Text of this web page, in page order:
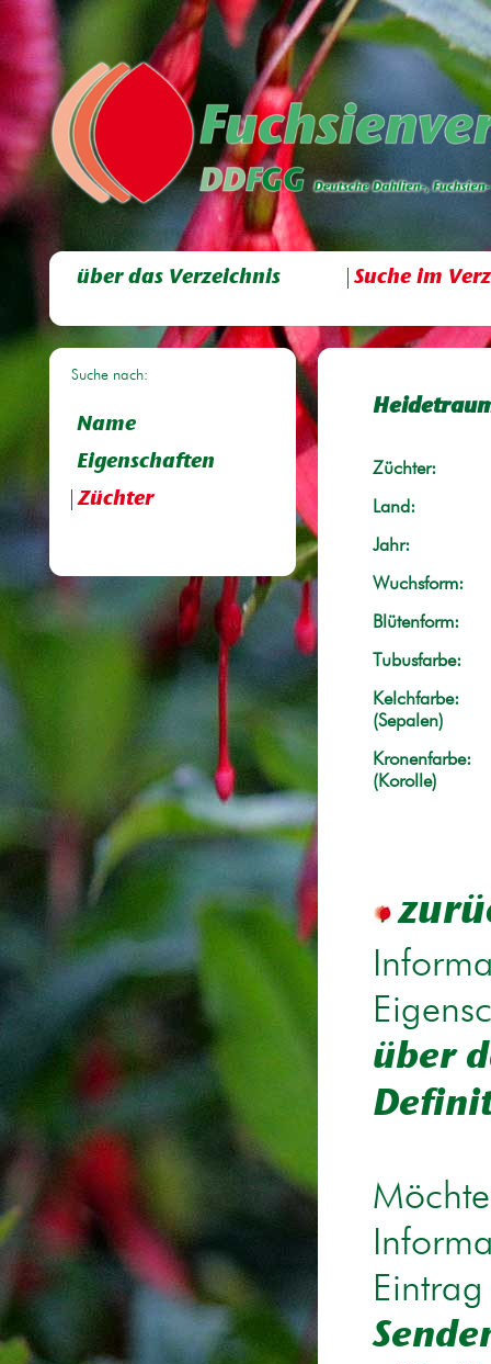
über das Verzeichnis Suche im
Suche nach:
Name
Eigenschaften
Züchter
Züchter:
Land:
Jahr:
Wuchsform:
Blütenform:
Tubusfarbe:
Kelchfarbe:
(Sepalen)
Kronenfarbe:
(Korolle)
über